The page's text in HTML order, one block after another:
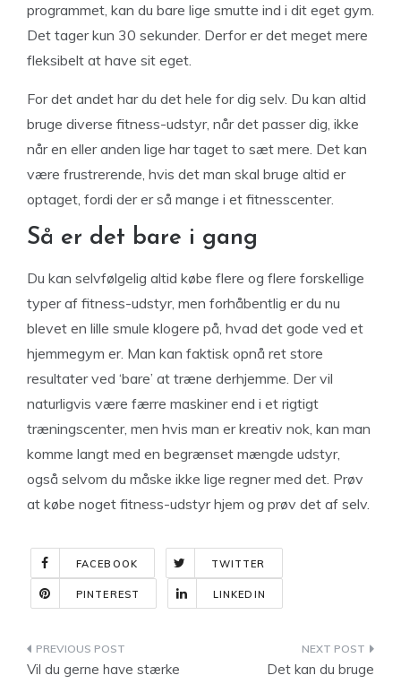
programmet, kan du bare lige smutte ind i dit eget gym.
Det tager kun 30 sekunder. Derfor er det meget mere
fleksibelt at have sit eget.
For det andet har du det hele for dig selv. Du kan altid
bruge diverse fitness-udstyr, når det passer dig, ikke
når en eller anden lige har taget to sæt mere. Det kan
være frustrerende, hvis det man skal bruge altid er
optaget, fordi der er så mange i et fitnesscenter.
Så er det bare i gang
Du kan selvfølgelig altid købe flere og flere forskellige
typer af fitness-udstyr, men forhåbentlig er du nu
blevet en lille smule klogere på, hvad det gode ved et
hjemmegym er. Man kan faktisk opnå ret store
resultater ved ‘bare’ at træne derhjemme. Der vil
naturligvis være færre maskiner end i et rigtigt
træningscenter, men hvis man er kreativ nok, kan man
komme langt med en begrænset mængde udstyr,
også selvom du måske ikke lige regner med det. Prøv
at købe noget fitness-udstyr hjem og prøv det af selv.
FACEBOOK TWITTER
PINTEREST LINKEDIN
Indlægsnavigation
Vil du gerne have stærke
Det kan du bruge